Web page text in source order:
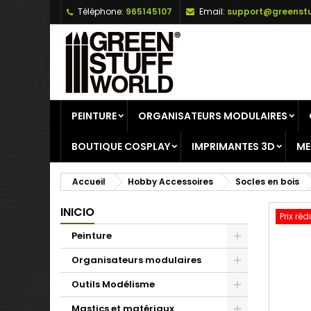
Téléphone: 965145107 Email:
PEINTURE ORGANISATEURS MODULAIRES
BOUTIQUE COSPLAY IMPRIMANTES 3D
Accueil Hobby Accessoires Socles en bois
INICIO
Peinture
Organisateurs modulaires
Outils Modélisme
Prix